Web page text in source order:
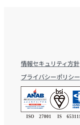
情報セキュリティ方針
プライバシーポリシー